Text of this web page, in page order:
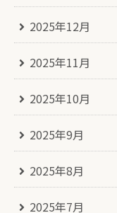
2025年12月
2025年11月
2025年10月
2025年9月
2025年8月
2025年7月